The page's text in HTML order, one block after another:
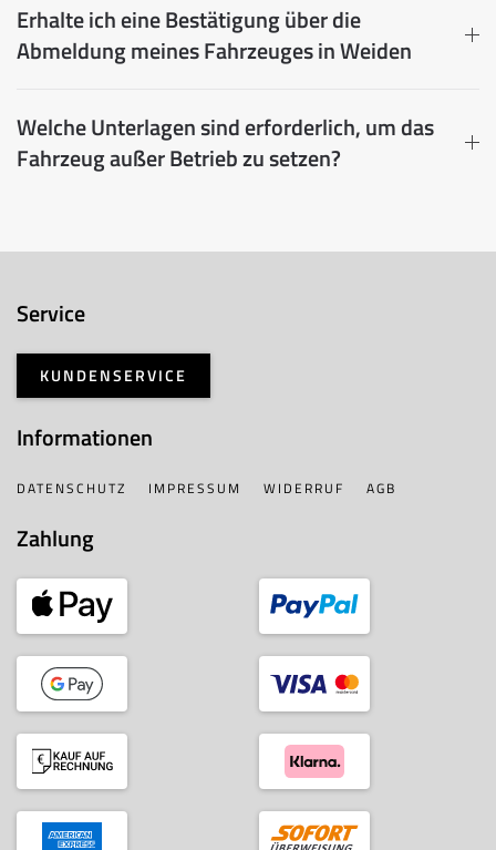
Erhalte ich eine Bestätigung über die
Abmeldung meines Fahrzeuges in Weiden
Welche Unterlagen sind erforderlich, um das
Fahrzeug außer Betrieb zu setzen?
Service
KUNDENSERVICE
Informationen
DATENSCHUTZ IMPRESSUM WIDERRUF AGB
Zahlung